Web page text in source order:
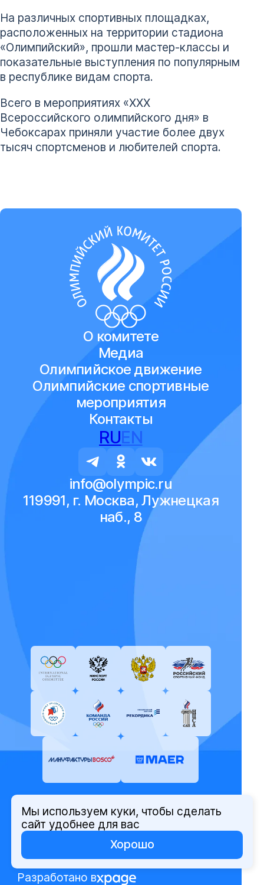
На различных спортивных площадках,
расположенных на территории стадиона
«Олимпийский», прошли мастер-классы и
показательные выступления по популярным
в республике видам спорта.
Всего в мероприятиях «XXX
Всероссийского олимпийского дня» в
Чебоксарах приняли участие более двух
тысяч спортсменов и любителей спорта.
О комитете
Медиа
Олимпийское движение
Олимпийские спортивные
мероприятия
Контакты
RUEN
info@olympic.ru
119991, г. Москва, Лужнецкая
наб., 8
© Олимпийский комитет России,
2026
Политика защиты персональных
данных
Разработано в
Мы используем куки, чтобы сделать
сайт удобнее для вас
Хорошо